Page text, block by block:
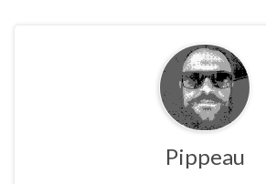
Pippeau